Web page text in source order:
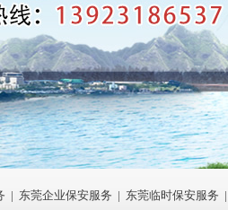
| 东莞企业保安服务 | 东莞临时保安服务 |